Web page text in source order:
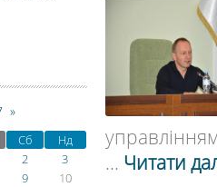
... Читати
»
Сб
Нд
2
3
9
10